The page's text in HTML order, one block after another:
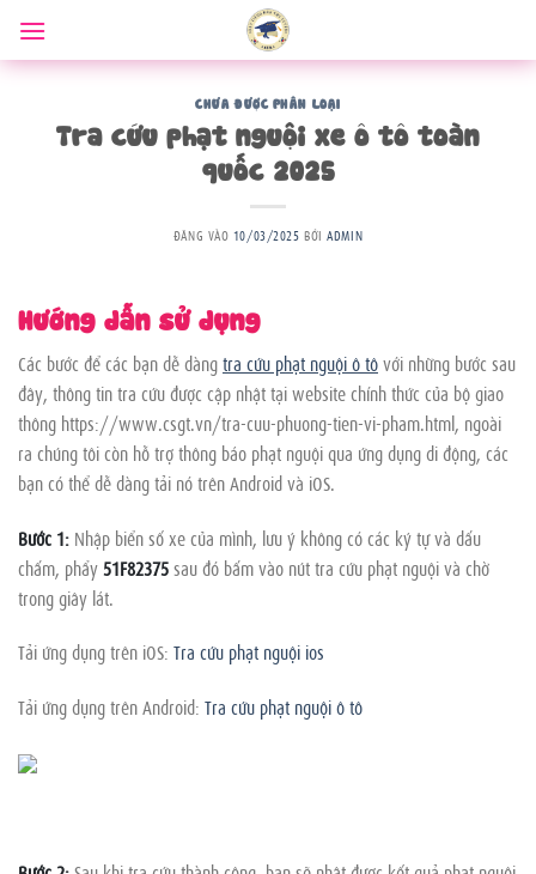
qua
nội
CHƯA ĐƯỢC PHÂN LOẠI
Tra cứu phạt nguội xe ô tô toàn
quốc 2025
ĐĂNG VÀO 10/03/2025 BỞIADMIN
Hướng dẫn sử dụng
Các bước để các bạn dễ dàngtra cứu phạt nguội ô tôvới những bước sau
đây, thông tin tra cứu được cập nhật tại website chính thức của bộ giao
thông https://www.csgt.vn/tra-cuu-phuong-tien-vi-pham.html, ngoài
ra chúng tôi còn hỗ trợ thông báo phạt nguội qua ứng dụng di động, các
bạn có thể dễ dàng tải nó trên Android và iOS.
Bước 1: Nhập biển số xe của mình, lưu ý không có các ký tự và dấu
chấm, phẩy 51F82375sau đó bấm vào nút tra cứu phạt nguội và chờ
trong giây lát.
Tải ứng dụng trên iOS: Tra cứu phạt nguội ios
Tải ứng dụng trên Android: Tra cứu phạt nguội ô tô